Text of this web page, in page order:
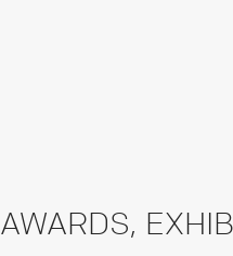
AWARDS,